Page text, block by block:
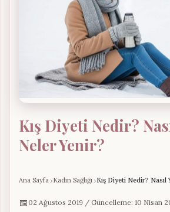
Kış Diyeti Nedir?
Neler Yenir?
Ana Sayfa Kadın Sağlığı Kış Diyeti Nedir? Nasıl
📅02 Ağustos 2019 / Güncelleme: 10 Nisan